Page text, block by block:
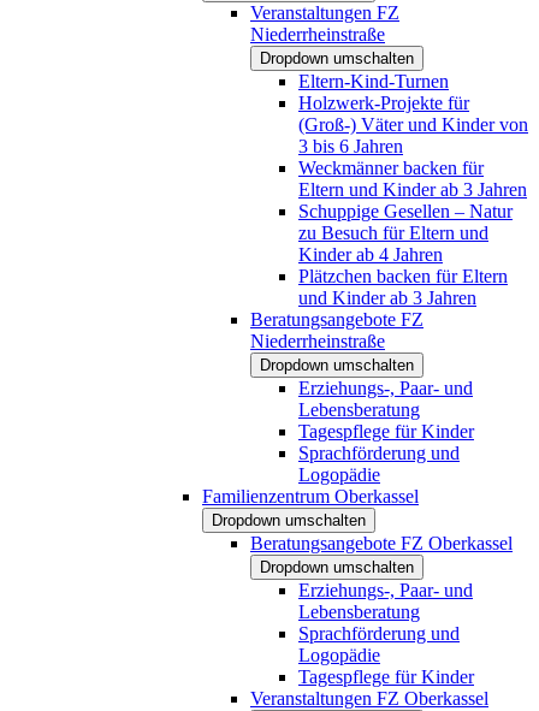
Veranstaltungen FZ
Niederrheinstraße
Dropdown umschalten
Eltern-Kind-Turnen
Holzwerk-Projekte für
(Groß-) Väter und Kinder von
3 bis 6 Jahren
Weckmänner backen für
Eltern und Kinder ab 3 Jahren
Schuppige Gesellen – Natur
zu Besuch für Eltern und
Kinder ab 4 Jahren
Plätzchen backen für Eltern
und Kinder ab 3 Jahren
Beratungsangebote FZ
Niederrheinstraße
Dropdown umschalten
Erziehungs-, Paar- und
Lebensberatung
Tagespflege für Kinder
Sprachförderung und
Logopädie
Familienzentrum Oberkassel
Dropdown umschalten
Beratungsangebote FZ Oberkassel
Dropdown umschalten
Erziehungs-, Paar- und
Lebensberatung
Sprachförderung und
Logopädie
Tagespflege für Kinder
Veranstaltungen FZ Oberkassel